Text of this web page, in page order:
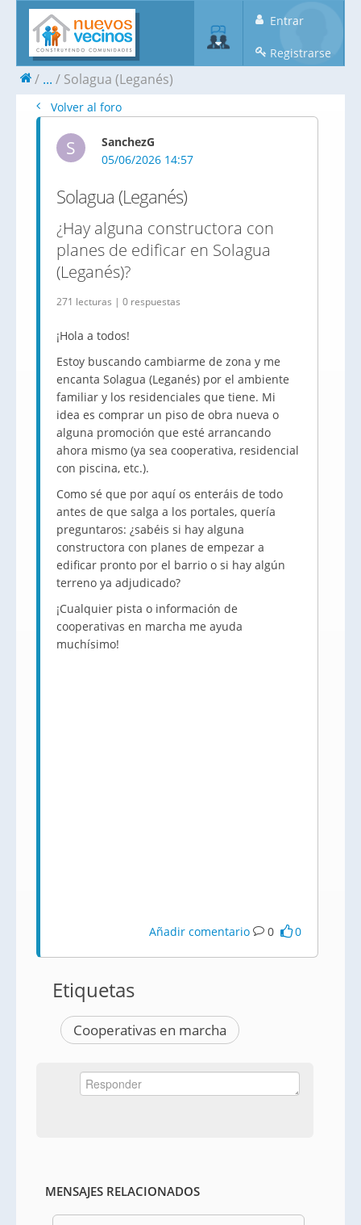
Entrar
Registrarse
... Solagua (Leganés)
Volver al foro
S
SanchezG
05/06/2026 14:57
Solagua (Leganés)
¿Hay alguna constructora con
planes de edificar en Solagua
(Leganés)?
271 lecturas | 0 respuestas
¡Hola a todos!
Estoy buscando cambiarme de zona y me
encanta Solagua (Leganés) por el ambiente
familiar y los residenciales que tiene. Mi
idea es comprar un piso de obra nueva o
alguna promoción que esté arrancando
ahora mismo (ya sea cooperativa, residencial
con piscina, etc.).
Como sé que por aquí os enteráis de todo
antes de que salga a los portales, quería
preguntaros: ¿sabéis si hay alguna
constructora con planes de empezar a
edificar pronto por el barrio o si hay algún
terreno ya adjudicado?
¡Cualquier pista o información de
cooperativas en marcha me ayuda
muchísimo!
Añadir comentario 0 0
Etiquetas
Cooperativas en marcha
MENSAJES RELACIONADOS